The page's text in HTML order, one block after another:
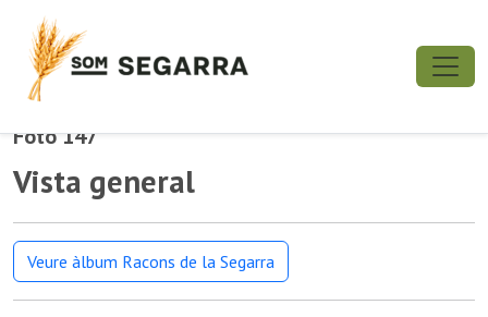
Foto 147
Vista general
Veure àlbum Racons de la Segarra